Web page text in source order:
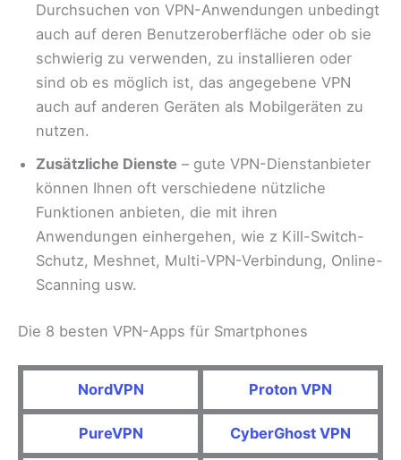
Durchsuchen von VPN-Anwendungen unbedingt
auch auf deren Benutzeroberfläche oder ob sie
schwierig zu verwenden, zu installieren oder
sind ob es möglich ist, das angegebene VPN
auch auf anderen Geräten als Mobilgeräten zu
nutzen.
Zusätzliche Dienste – gute VPN-Dienstanbieter
können Ihnen oft verschiedene nützliche
Funktionen anbieten, die mit ihren
Anwendungen einhergehen, wie z Kill-Switch-
Schutz, Meshnet, Multi-VPN-Verbindung, Online-
Scanning usw.
Die 8 besten VPN-Apps für Smartphones
NordVPN Proton VPN
PureVPN CyberGhost VPN